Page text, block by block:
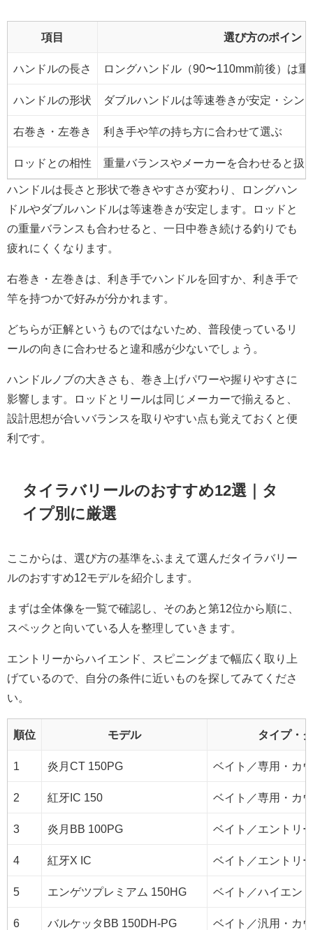
項目 選び方のポイント
ハンドルの長さ ロングハンドル（90〜110mm前後）は
ハンドルの形状 ダブルハンドルは等速巻きが安定・シン
右巻き・左巻き 利き手や竿の持ち方に合わせて選ぶ
ロッドとの相性 重量バランスやメーカーを合わせると扱
ハンドルは長さと形状で巻きやすさが変わり、ロングハン
ドルやダブルハンドルは等速巻きが安定します。ロッドと
の重量バランスも合わせると、一日中巻き続ける釣りでも
疲れにくくなります。
右巻き・左巻きは、利き手でハンドルを回すか、利き手で
竿を持つかで好みが分かれます。
どちらが正解というものではないため、普段使っているリ
ールの向きに合わせると違和感が少ないでしょう。
ハンドルノブの大きさも、巻き上げパワーや握りやすさに
影響します。ロッドとリールは同じメーカーで揃えると、
設計思想が合いバランスを取りやすい点も覚えておくと便
利です。
タイラバリールのおすすめ12選｜タ
イプ別に厳選
ここからは、選び方の基準をふまえて選んだタイラバリー
ルのおすすめ12モデルを紹介します。
まずは全体像を一覧で確認し、そのあと第12位から順に、
スペックと向いている人を整理していきます。
エントリーからハイエンド、スピニングまで幅広く取り上
げているので、自分の条件に近いものを探してみてくださ
い。
順位 モデル タイプ・
1 炎月CT 150PG ベイト／専用・カ
2 紅牙IC 150 ベイト／専用・カ
3 炎月BB 100PG ベイト／エントリー
4 紅牙X IC ベイト／エントリ
5 エンゲツプレミアム 150HG ベイト／ハイエン
6 バルケッタBB 150DH-PG ベイト／汎用・カ